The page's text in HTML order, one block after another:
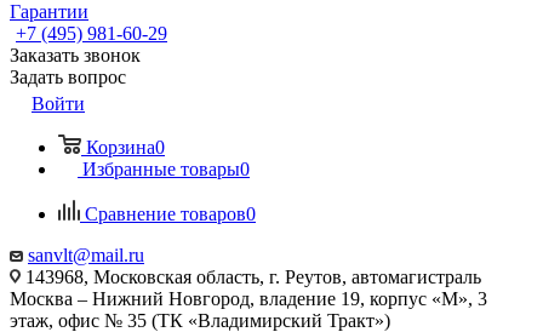
Гарантии
+7 (495) 981-60-29
Заказать звонок
Задать вопрос
Войти
Корзина0
Избранные товары0
Сравнение товаров0
sanvlt@mail.ru
143968, Московская область, г. Реутов, автомагистраль
Москва – Нижний Новгород, владение 19, корпус «М», 3
этаж, офис № 35 (ТК «Владимирский Тракт»)